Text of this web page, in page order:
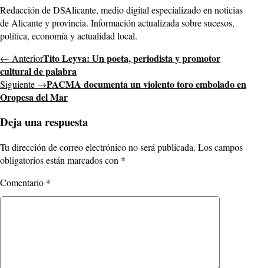
Redacción de DSAlicante, medio digital especializado en noticias
de Alicante y provincia. Información actualizada sobre sucesos,
política, economía y actualidad local.
← AnteriorTito Leyva: Un poeta, periodista y promotor
cultural de palabra
Siguiente →PACMA documenta un violento toro embolado en
Oropesa del Mar
Deja una respuesta
Tu dirección de correo electrónico no será publicada. Los campos
obligatorios están marcados con *
Comentario *